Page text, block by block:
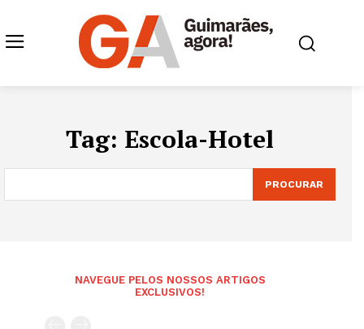
Tag: Escola-Hotel
PROCURAR
NAVEGUE PELOS NOSSOS ARTIGOS
EXCLUSIVOS!